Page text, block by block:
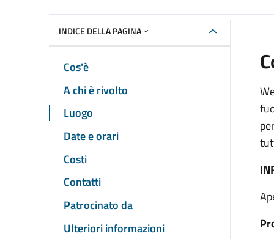
INDICE DELLA PAGINA
Cos'è
A chi è rivolto
Luogo
Date e orari
Costi
Contatti
Patrocinato da
Ulteriori informazioni